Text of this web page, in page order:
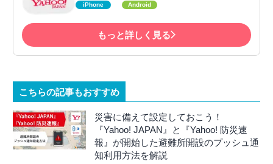
iPhone Android
もっと詳しく見る
こちらの記事もおすすめ
災害に備えて設定しておこう！
『Yahoo! JAPAN』と『Yahoo! 防災速
報』が開始した避難所開設のプッシュ通
知利用方法を解説